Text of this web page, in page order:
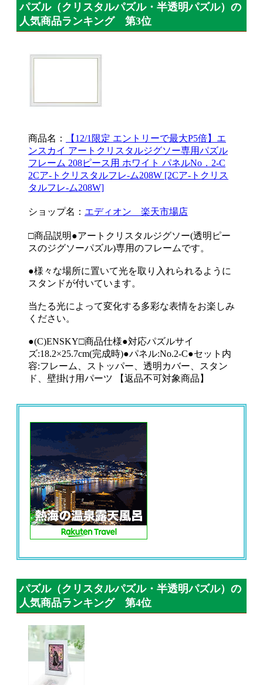
パズル（クリスタルパズル・半透明パズル）の
人気商品ランキング 第3位
商品名：
【12/1限定 エントリーで最大P5倍】エ
ンスカイ アートクリスタルジグソー専用パズル
フレーム 208ピース用 ホワイト パネルNo．2-C
2Cア-トクリスタルフレ-ム208W [2Cア-トクリス
タルフレ-ム208W]
ショップ名： エディオン 楽天市場店
□商品説明●アートクリスタルジグソー(透明ピー
スのジグソーパズル)専用のフレームです。
●様々な場所に置いて光を取り入れられるように
スタンドが付いています。
当たる光によって変化する多彩な表情をお楽しみ
ください。
●(C)ENSKY□商品仕様●対応パズルサイ
ズ:18.2×25.7cm(完成時)●パネル:No.2-C●セット内
容:フレーム、ストッパー、透明カバー、スタン
ド、壁掛け用パーツ 【返品不可対象商品】
パズル（クリスタルパズル・半透明パズル）の
人気商品ランキング 第4位